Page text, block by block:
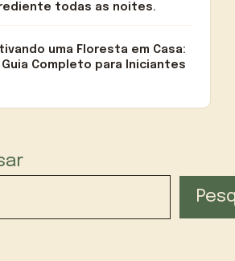
todas as noites.
uma Floresta em Casa:
Guia Completo para Iniciantes